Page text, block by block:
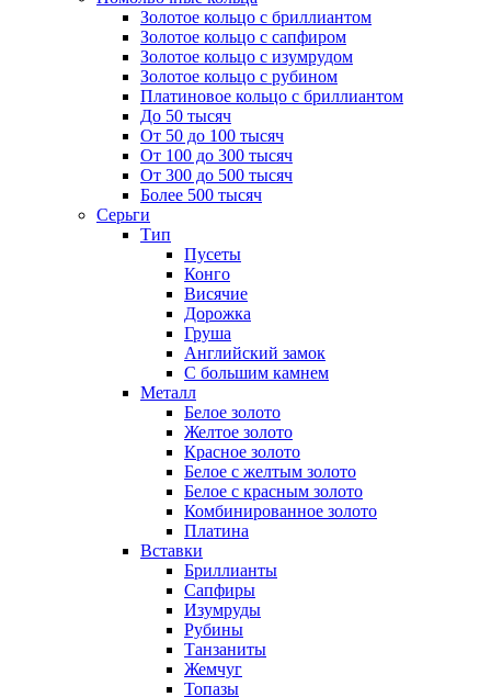
Золотое кольцо с бриллиантом
Золотое кольцо с сапфиром
Золотое кольцо с изумрудом
Золотое кольцо с рубином
Платиновое кольцо с бриллиантом
До 50 тысяч
От 50 до 100 тысяч
От 100 до 300 тысяч
От 300 до 500 тысяч
Более 500 тысяч
Серьги
Тип
Пусеты
Конго
Висячие
Дорожка
Груша
Английский замок
С большим камнем
Металл
Белое золото
Желтое золото
Красное золото
Белое с желтым золото
Белое с красным золото
Комбинированное золото
Платина
Вставки
Бриллианты
Сапфиры
Изумруды
Рубины
Танзаниты
Жемчуг
Топазы